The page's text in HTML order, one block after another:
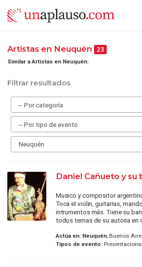
Artistas en Neuquén 23
Similar a Artistas en Neuquén:
Filtrar resultados
Daniel Cañueto y su
Musico y compositor
Toca el violin, guitarras,
intrumentos más. Tiene su
todos temas de su autoria en
Actúa en: Neuquén, Buenos
Tipos de evento: